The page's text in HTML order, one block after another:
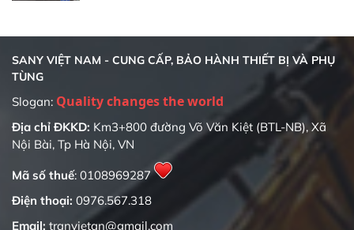
SANY VIỆT NAM - CUNG CẤP, BẢO HÀNH THIẾT BỊ VÀ PHỤ
TÙNG
Slogan:
Địa chỉ ĐKKD: Km3+800 đường Võ Văn Kiệt (BTL-NB), Xã
Nội Bài, Tp Hà Nội, VN
Mã số thuế: 0108969287
Điện thoại: 0976.567.318
Email: tranvietan@gmail.com